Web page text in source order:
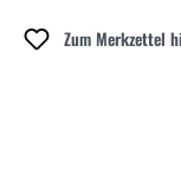
Zum Merkzettel